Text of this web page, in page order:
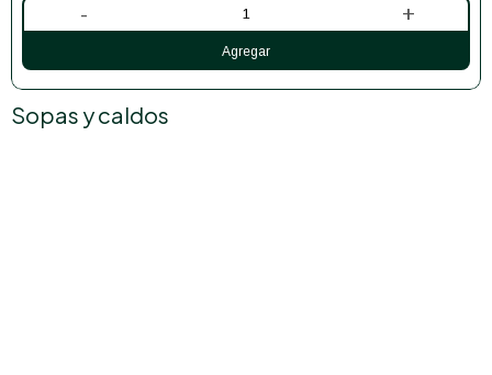
- +
Sopas y caldos